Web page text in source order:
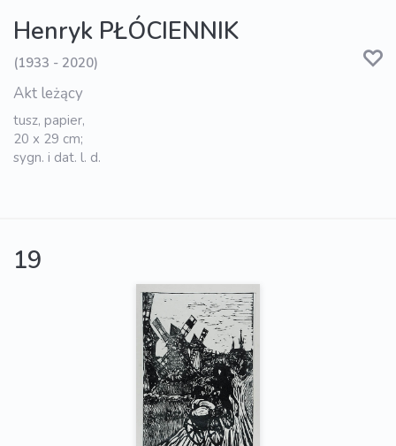
Henryk PŁÓCIENNIK
(1933 - 2020)
Akt leżący
tusz, papier,
20 x 29 cm;
sygn. i dat. l. d.
19